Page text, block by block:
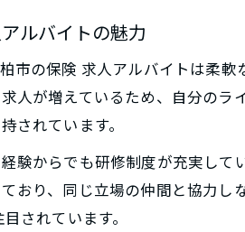
ルバイトの魅力
市の保険 求人アルバイトは柔
人が増えているため、自分のラ
されています。
験からでも研修制度が充実し
おり、同じ立場の仲間と協力
されています。